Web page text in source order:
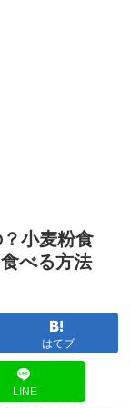
？小麦粉食
べる方法
はてブ
LINE